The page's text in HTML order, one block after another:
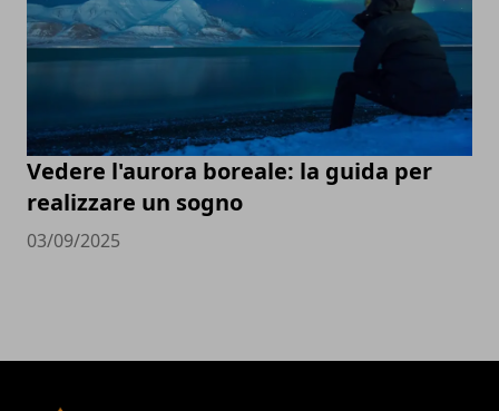
Vedere l'aurora boreale: la guida per
realizzare un sogno
03/09/2025